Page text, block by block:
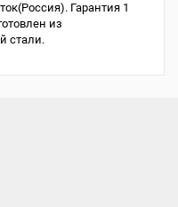
Гарантия 1
из
стали.